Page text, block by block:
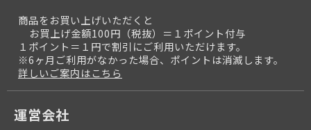
商品をお買い上げいただくと
お買上げ金額100円（税抜）＝１ポイント付与
１ポイント＝１円で割引にご利用いただけます。
※6ヶ月ご利用がなかった場合、ポイントは消滅します。
詳しいご案内はこちら
運営会社